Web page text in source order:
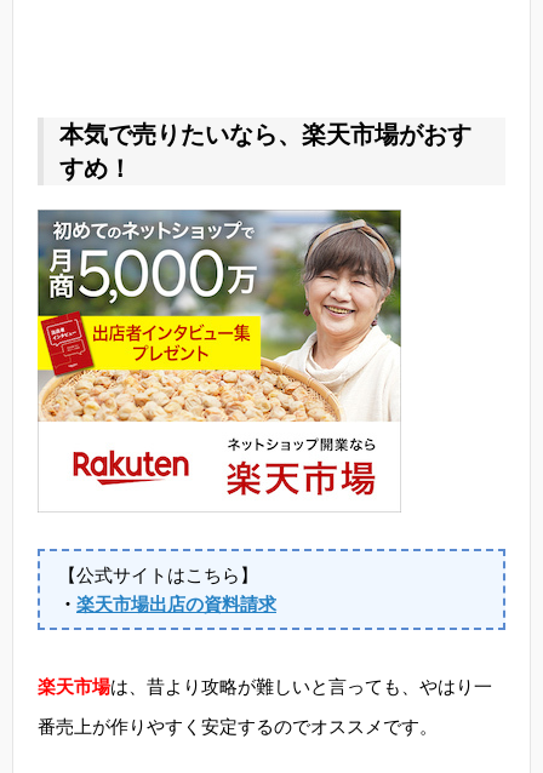
本気で売りたいなら、楽天市場がおす
すめ！
【公式サイトはこちら】
・ 楽天市場出店の資料請求
楽天市場は、昔より攻略が難しいと言っても、やはり一
番売上が作りやすく安定するのでオススメです。